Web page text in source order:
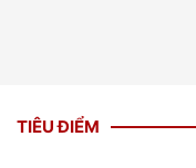
TIÊU ĐIỂM